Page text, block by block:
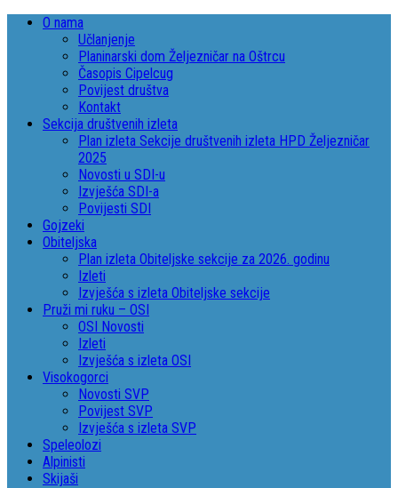
O nama
Učlanjenje
Planinarski dom Željezničar na Oštrcu
Časopis Cipelcug
Povijest društva
Kontakt
Sekcija društvenih izleta
Plan izleta Sekcije društvenih izleta HPD Željezničar
2025
Novosti u SDI-u
Izvješća SDI-a
Povijesti SDI
Gojzeki
Obiteljska
Plan izleta Obiteljske sekcije za 2026. godinu
Izleti
Izvješća s izleta Obiteljske sekcije
Pruži mi ruku – OSI
OSI Novosti
Izleti
Izvješća s izleta OSI
Visokogorci
Novosti SVP
Povijest SVP
Izvješća s izleta SVP
Speleolozi
Alpinisti
Skijaši